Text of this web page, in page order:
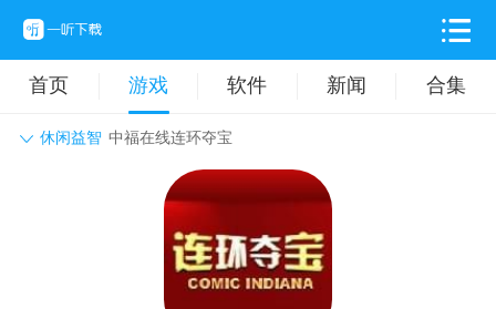
首页 游戏 软件 新闻 合集
休闲益智 中福在线连环夺宝
动作格斗 休闲益智
卡牌对战 音乐舞蹈
挂机养成